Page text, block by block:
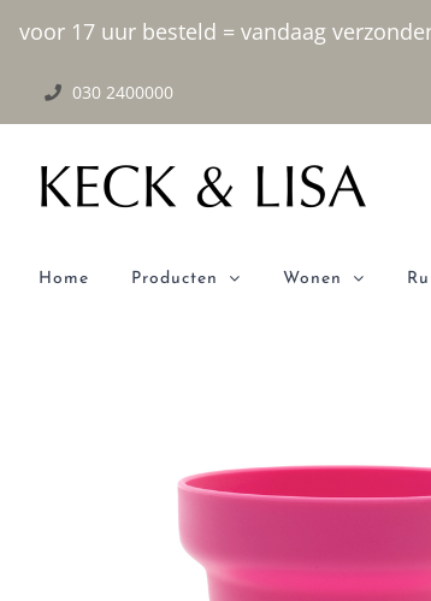
voor 17 uur besteld = vandaag
inhoud
030 2400000
Home Producten Wonen